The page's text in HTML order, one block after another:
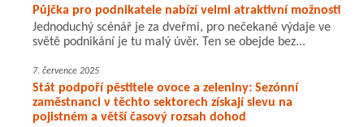
Půjčka pro podnikatele nabízí velmi atraktivní možnosti
Jednoduchý scénář je za dveřmi, pro nečekané výdaje ve
světě podnikání je tu malý úvěr. Ten se obejde bez...
7. července 2025
Stát podpoří pěstitele ovoce a zeleniny: Sezónní
zaměstnanci v těchto sektorech získají slevu na
pojistném a větší časový rozsah dohod